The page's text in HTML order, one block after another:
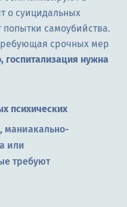
о суицидальных
самоубийства.
срочных мер
госпитализация нужна
психических
или
требуют